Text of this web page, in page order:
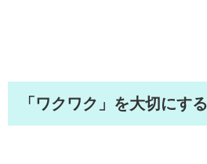
「ワクワク」を大切にする